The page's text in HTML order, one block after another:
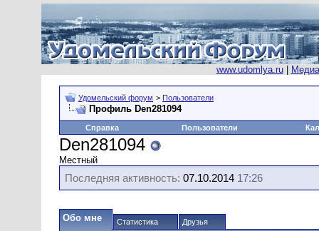
www.udomlya.ru|
Удомельский форум > Пользователи
Профиль Den281094
Справка Пользователи
Den281094
Местный
Последняя активность: 07.10.2014 17:26
Обо мне Статистика Друзья